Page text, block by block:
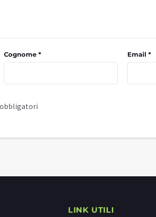
Cognome * Email *
LINK UTILI